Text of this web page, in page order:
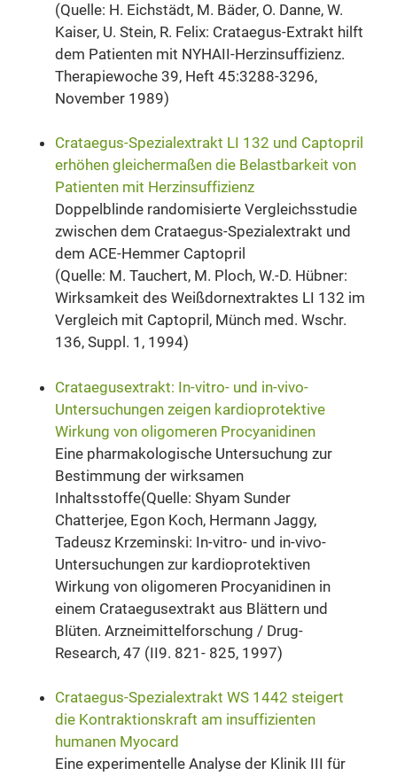
(Quelle: H. Eichstädt, M. Bäder, O. Danne, W.
Kaiser, U. Stein, R. Felix: Crataegus-Extrakt hilft
dem Patienten mit NYHAII-Herzinsuffizienz.
Therapiewoche 39, Heft 45:3288-3296,
November 1989)
Crataegus-Spezialextrakt LI 132 und Captopril
erhöhen gleichermaßen die Belastbarkeit von
Patienten mit Herzinsuffizienz
Doppelblinde randomisierte Vergleichsstudie
zwischen dem Crataegus-Spezialextrakt und
dem ACE-Hemmer Captopril
(Quelle: M. Tauchert, M. Ploch, W.-D. Hübner:
Wirksamkeit des Weißdornextraktes LI 132 im
Vergleich mit Captopril, Münch med. Wschr.
136, Suppl. 1, 1994)
Crataegusextrakt: In-vitro- und in-vivo-
Untersuchungen zeigen kardioprotektive
Wirkung von oligomeren Procyanidinen
Eine pharmakologische Untersuchung zur
Bestimmung der wirksamen
Inhaltsstoffe(Quelle: Shyam Sunder
Chatterjee, Egon Koch, Hermann Jaggy,
Tadeusz Krzeminski: In-vitro- und in-vivo-
Untersuchungen zur kardioprotektiven
Wirkung von oligomeren Procyanidinen in
einem Crataegusextrakt aus Blättern und
Blüten. Arzneimittelforschung / Drug-
Research, 47 (II9. 821- 825, 1997)
Crataegus-Spezialextrakt WS 1442 steigert
die Kontraktionskraft am insuffizienten
humanen Myocard
Eine experimentelle Analyse der Klinik III für